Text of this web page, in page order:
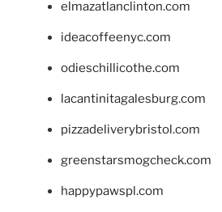
elmazatlanclinton.com
ideacoffeenyc.com
odieschillicothe.com
lacantinitagalesburg.com
pizzadeliverybristol.com
greenstarsmogcheck.com
happypawspl.com